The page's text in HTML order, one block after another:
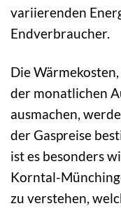
variierenden
Endverbraucher.
Die
der monatlichen
ausmachen,
der Gaspreise
ist es besonders
Korntal-
zu verstehen,